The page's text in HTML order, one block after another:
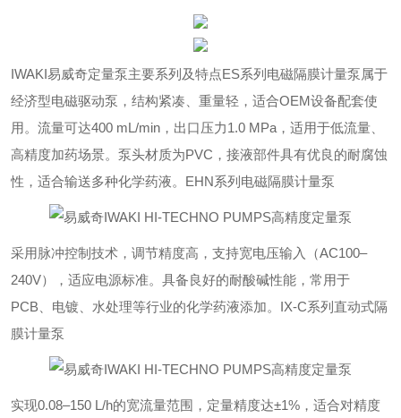
IWAKI易威奇定量泵主要系列及特点‌ES系列电磁隔膜计量泵‌属于
经济型电磁驱动泵，结构紧凑、重量轻，适合OEM设备配套使
用。流量可达400 mL/min，出口压力1.0 MPa，适用于低流量、
高精度加药场景。泵头材质为PVC，接液部件具有优良的耐腐蚀
性，适合输送多种化学药液。‌EHN系列电磁隔膜计量泵‌
采用脉冲控制技术，调节精度高，支持宽电压输入（AC100–
240V），适应电源标准。具备良好的耐酸碱性能，常用于
PCB、电镀、水处理等行业的化学药液添加。‌IX-C系列直动式隔
膜计量泵‌
实现0.08–150 L/h的宽流量范围，定量精度达±1%，适合对精度